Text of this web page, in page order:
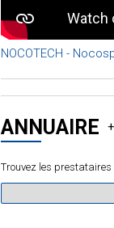
NOCOTECH -
ANNUAIRE
Trouvez les prestataires